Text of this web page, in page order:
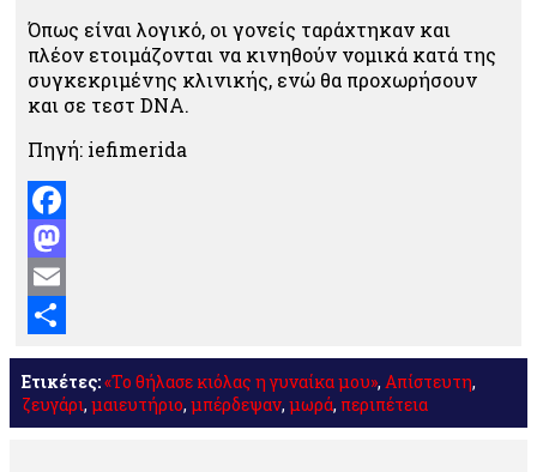
Όπως είναι λογικό, οι γονείς ταράχτηκαν και
πλέον ετοιμάζονται να κινηθούν νομικά κατά της
συγκεκριμένης κλινικής, ενώ θα προχωρήσουν
και σε τεστ DNA.
Πηγή: iefimerida
Facebook
Mastodon
Email
Μοιραστείτε
Ετικέτες:«Το θήλασε κιόλας η γυναίκα μου», Απίστευτη,
ζευγάρι, μαιευτήριο, μπέρδεψαν, μωρά, περιπέτεια